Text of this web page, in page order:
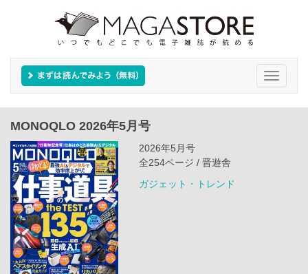
Toggle
MONOQLO 2026年5月号
2026年5月号
全254ページ / 晋遊舎
ガジェット・トレンド